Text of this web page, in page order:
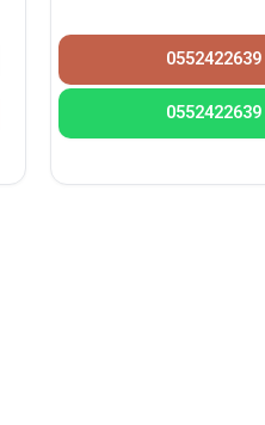
0552422639
0552422639